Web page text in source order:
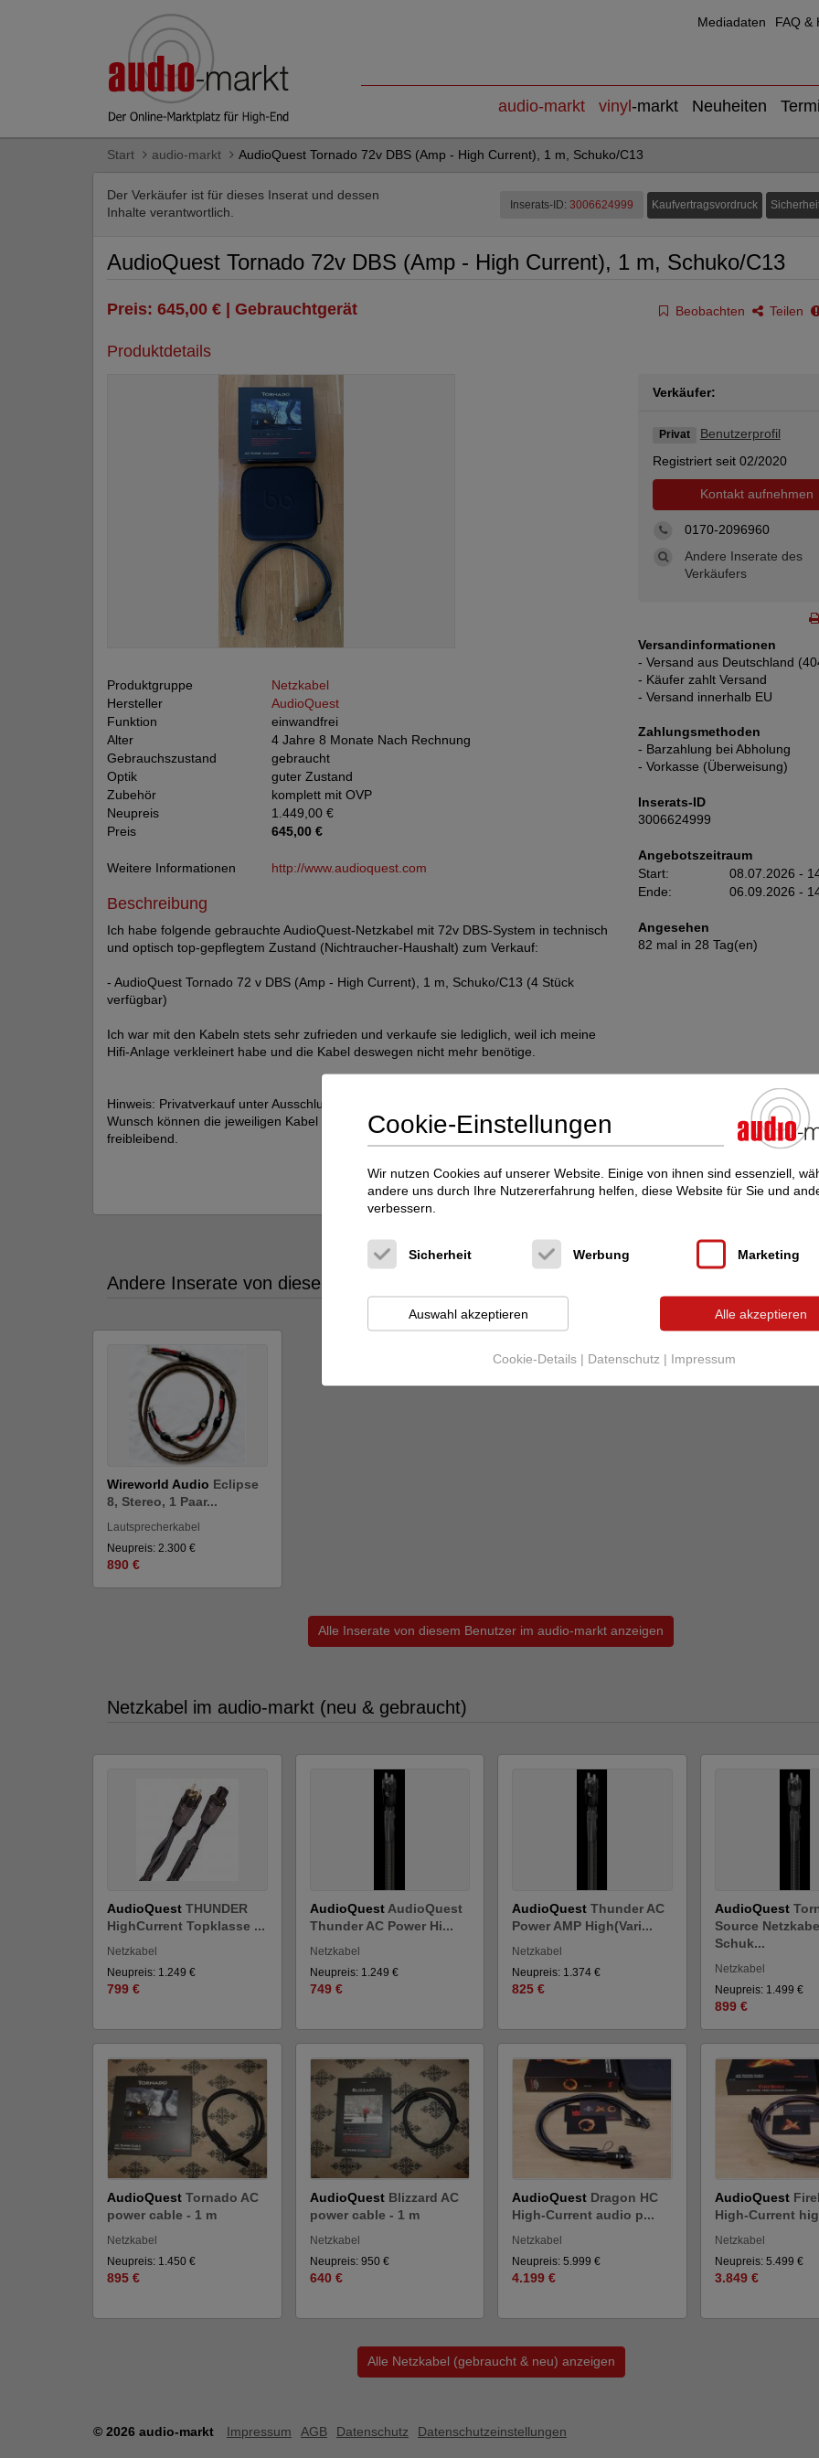
Mediadaten FAQ &
audio-markt vinyl -markt Neuheiten
Start audio-markt AudioQuest Tornado 72v DBS (Amp - High Current), 1 m, Schuko/C13
Der Verkäufer ist für dieses Inserat und dessen
Inhalte verantwortlich.
Inserats-ID: 3006624999 Kaufvertragsvordruck
AudioQuest Tornado 72v DBS (Amp - High Current), 1 m, Schuko/C13
Preis: 645,00 € | Gebrauchtgerät Beobachten Teilen
Produktdetails
Produktgruppe
Netzkabel
Hersteller
AudioQuest
Funktion
einwandfrei
Alter
4 Jahre 8 Monate Nach Rechnung
Gebrauchszustand
gebraucht
Optik
guter Zustand
Zubehör
komplett mit OVP
Neupreis
1.449,00 €
Preis
645,00 €
Weitere Informationen http://www.audioquest.com
Beschreibung
Ich habe folgende gebrauchte AudioQuest-Netzkabel mit 72v DBS-System in technisch
und optisch top-gepflegtem Zustand (Nichtraucher-Haushalt) zum Verkauf:
- AudioQuest Tornado 72 v DBS (Amp - High Current), 1 m, Schuko/C13 (4 Stück
verfügbar)
Ich war mit den Kabeln stets sehr zufrieden und verkaufe sie lediglich, weil ich meine
Hifi-Anlage verkleinert habe und die Kabel deswegen nicht mehr benötige.
Hinweis: Privatverkauf unter Ausschluss jeglicher Gewährleistung für Sachmängel. Auf
Wunsch können die jeweiligen Kabel gerne vorab bei mir getestet werden. Angebot
freibleibend.
Verkäufer:
Privat
Benutzerprofil
Registriert seit 02/2020
Kontakt aufnehmen
0170-2096960
Andere Inserate des
Verkäufers
Versandinformationen
- Versand aus Deutschland
- Käufer zahlt Versand
- Versand innerhalb EU
Zahlungsmethoden
- Barzahlung bei Abholung
- Vorkasse (Überweisung)
Inserats-ID
3006624999
Angebotszeitraum
Start:
08.07.2026 -
Ende:
06.09.2026 -
Angesehen
82 mal in 28 Tag(en)
Andere Inserate von diesem Benutzer im audio-markt
Wireworld Audio Eclipse
8, Stereo, 1 Paar...
Lautsprecherkabel
Neupreis: 2.300 €
890 €
Alle Inserate von diesem Benutzer im audio-markt anzeigen
Netzkabel im audio-markt (neu & gebraucht)
AudioQuest THUNDER
HighCurrent Topklasse ...
Netzkabel
Neupreis: 1.249 €
799 €
AudioQuest AudioQuest
Thunder AC Power Hi...
Netzkabel
Neupreis: 1.249 €
749 €
AudioQuestThunder AC
Power AMP High(Vari...
Netzkabel
Neupreis: 1.374 €
825 €
AudioQuest
Source
Schuk...
Netzkabel
Neupreis: 1.499 €
899 €
AudioQuest Tornado AC
power cable - 1 m
Netzkabel
Neupreis: 1.450 €
895 €
AudioQuest Blizzard AC
power cable - 1 m
Netzkabel
Neupreis: 950 €
640 €
AudioQuest Dragon HC
High-Current audio p...
Netzkabel
Neupreis: 5.999 €
4.199 €
AudioQuest
High-Current
Netzkabel
Neupreis: 5.499 €
3.849 €
Alle Netzkabel (gebraucht & neu) anzeigen
© 2026 audio-markt Impressum AGB Datenschutz Datenschutzeinstellungen
Cookie-Einstellungen
Wir nutzen Cookies auf unserer Website. Einige von ihnen sind essenziell,
andere uns durch Ihre Nutzererfahrung helfen, diese Website für Sie und
verbessern.
Cookie-Details | Datenschutz | Impressum
Sicherheit Werbung Marketing
Auswahl akzeptieren Alle akzeptieren